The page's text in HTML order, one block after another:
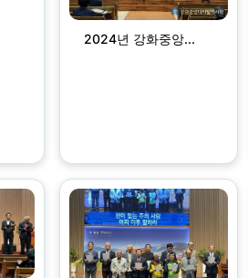
2024년 강화중앙...